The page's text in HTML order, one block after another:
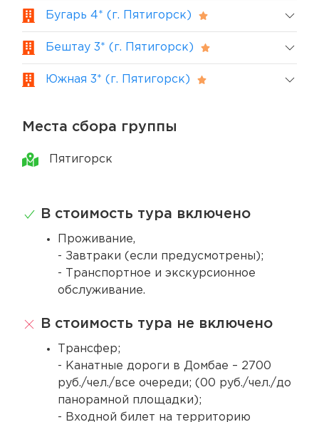
Бугарь 4* (г. Пятигорск)
Бештау 3* (г. Пятигорск)
Южная 3* (г. Пятигорск)
Места сбора группы
Пятигорск
В стоимость тура включено
Проживание,
- Завтраки (если предусмотрены);
- Транспортное и экскурсионное
обслуживание.
В стоимость тура не включено
Трансфер;
- Канатные дороги в Домбае – 2700
руб./чел./все очереди; (00 руб./чел./до
панорамной площадки);
- Входной билет на территорию